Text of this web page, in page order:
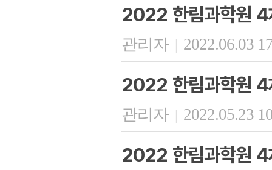
2022 한림과학원 4
관리자 | 2022.06.03
2022 한림과학원 4
관리자 | 2022.05.23
2022 한림과학원 4